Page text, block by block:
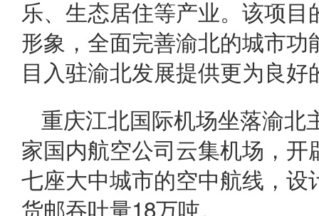
乐、生态居住等产业。该项
形象，全面完善渝北的城市
目入驻渝北发展提供更为良
重庆江北国际机场坐落渝北
家国内航空公司云集机场，
七座大中城市的空中航线，设
货邮吞吐量18万吨。